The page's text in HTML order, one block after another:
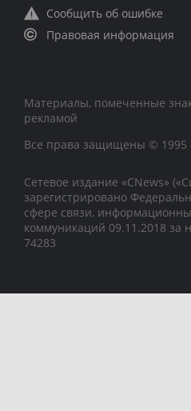
Сообщить об ошибке
Правовая информация
Материалы, помеченные
рекламой
Все права защищены © 1995
Сетевое издание «CNews»
зарегистрировано
сфере связи,
коммуникаций 09.11.2018
74283